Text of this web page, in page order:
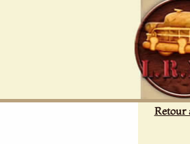
Retour
Panneau de gestion des cookies